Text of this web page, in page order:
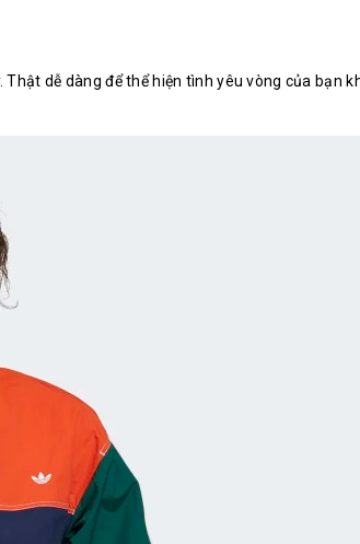
dễ dàng để thể hiện tình yêu vòng của bạn